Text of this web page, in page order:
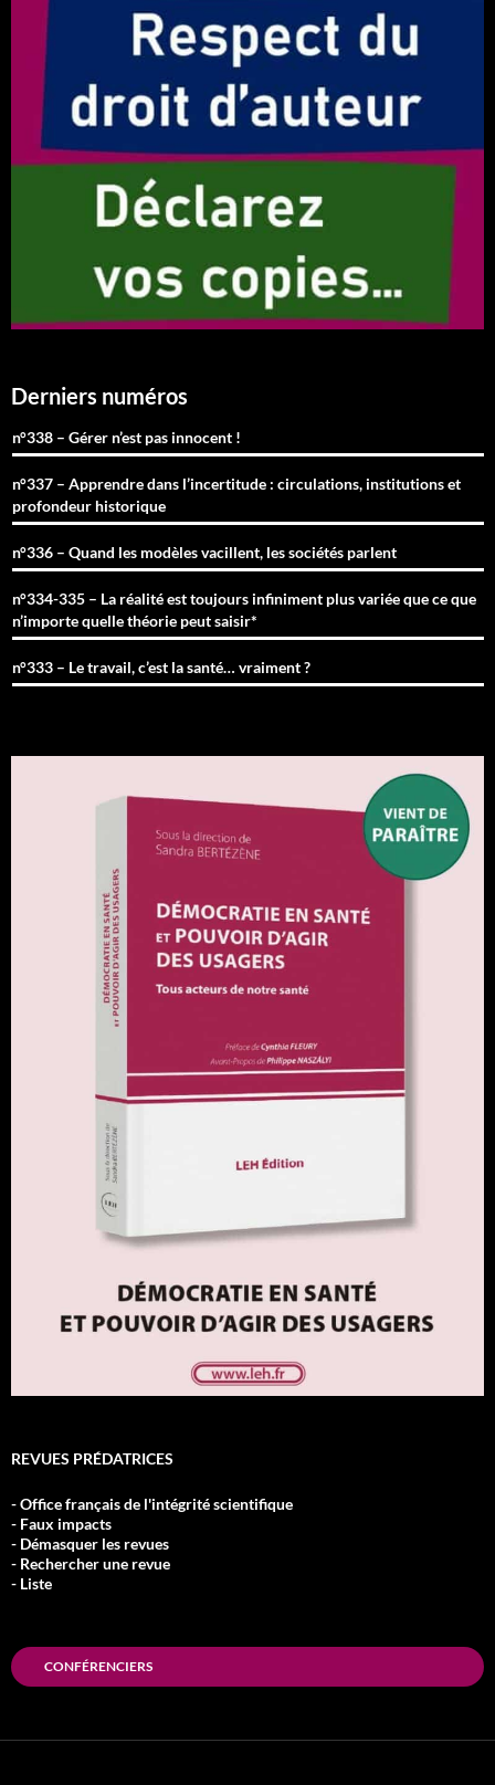
Derniers numéros
n°338 – Gérer n’est pas innocent !
n°337 – Apprendre dans l’incertitude : circulations, institutions et
profondeur historique
n°336 – Quand les modèles vacillent, les sociétés parlent
n°334-335 – La réalité est toujours infiniment plus variée que ce que
n’importe quelle théorie peut saisir*
n°333 – Le travail, c’est la santé… vraiment ?
REVUES PRÉDATRICES
- Office français de l'intégrité scientifique
- Faux impacts
- Démasquer les revues
- Rechercher une revue
- Liste
CONFÉRENCIERS